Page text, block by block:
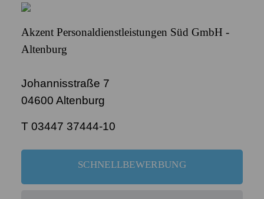
Akzent Personaldienstleistungen Süd GmbH -
Altenburg
Johannisstraße 7
04600 Altenburg
T 03447 37444-10
SCHNELLBEWERBUNG